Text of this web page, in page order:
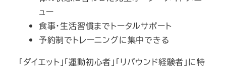
ュー
食事・生活習慣までトータルサポート
予約制でトレーニングに集中できる
「ダイエット」「運動初心者」「リバウンド経験者」に特